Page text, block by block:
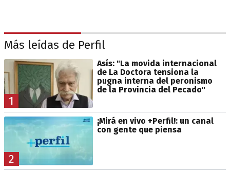
Más leídas de Perfil
1
Asís: "La movida internacional
de La Doctora tensiona la
pugna interna del peronismo
de la Provincia del Pecado"
2
¡Mirá en vivo +Perfil!: un canal
con gente que piensa